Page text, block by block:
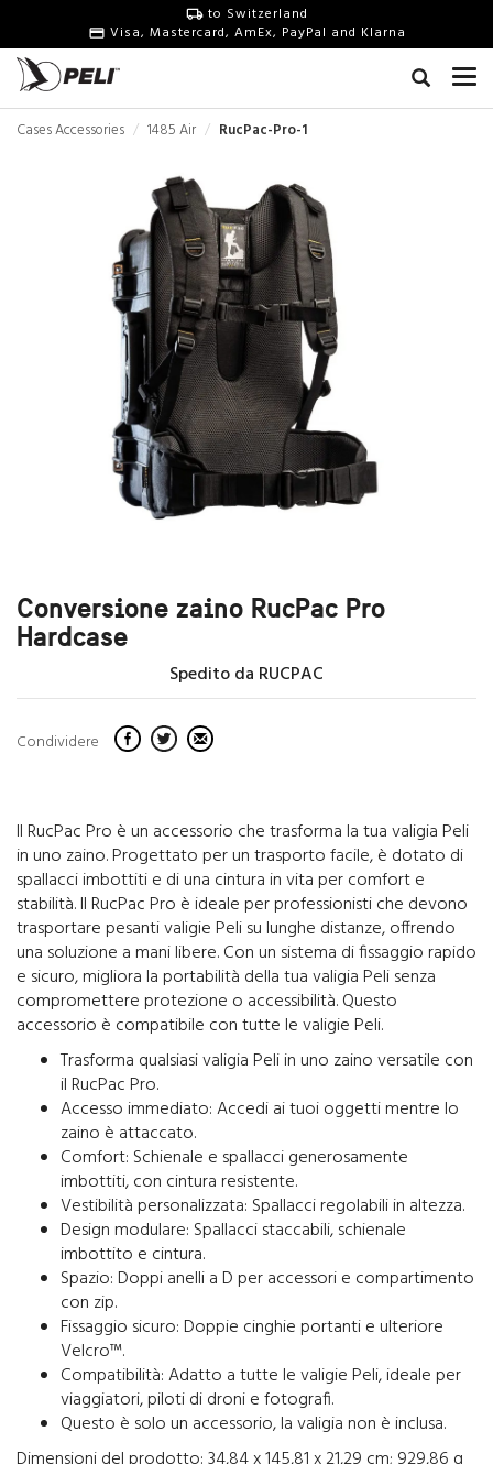
to Switzerland
Visa, Mastercard, AmEx, PayPal and Klarna
Cases Accessories 1485 Air RucPac-Pro-1
Conversione zaino RucPac Pro
Hardcase
Spedito da RUCPAC
Condividere
Il RucPac Pro è un accessorio che trasforma la tua valigia Peli
in uno zaino. Progettato per un trasporto facile, è dotato di
spallacci imbottiti e di una cintura in vita per comfort e
stabilità. Il RucPac Pro è ideale per professionisti che devono
trasportare pesanti valigie Peli su lunghe distanze, offrendo
una soluzione a mani libere. Con un sistema di fissaggio rapido
e sicuro, migliora la portabilità della tua valigia Peli senza
compromettere protezione o accessibilità. Questo
accessorio è compatibile con tutte le valigie Peli.
Trasforma qualsiasi valigia Peli in uno zaino versatile con
il RucPac Pro.
Accesso immediato: Accedi ai tuoi oggetti mentre lo
zaino è attaccato.
Comfort: Schienale e spallacci generosamente
imbottiti, con cintura resistente.
Vestibilità personalizzata: Spallacci regolabili in altezza.
Design modulare: Spallacci staccabili, schienale
imbottito e cintura.
Spazio: Doppi anelli a D per accessori e compartimento
con zip.
Fissaggio sicuro: Doppie cinghie portanti e ulteriore
Velcro™.
Compatibilità: Adatto a tutte le valigie Peli, ideale per
viaggiatori, piloti di droni e fotografi.
Questo è solo un accessorio, la valigia non è inclusa.